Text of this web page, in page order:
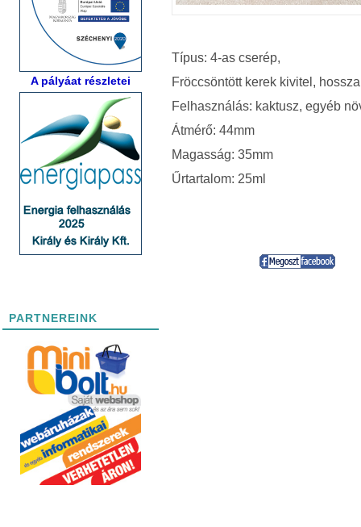
A pályáat részletei
PARTNEREINK
Típus: 4-as cserép,
Fröccsöntött kerek kivitel,
Felhasználás: kaktusz, egyéb
Átmérő: 44mm
Magasság: 35mm
Űrtartalom: 25ml